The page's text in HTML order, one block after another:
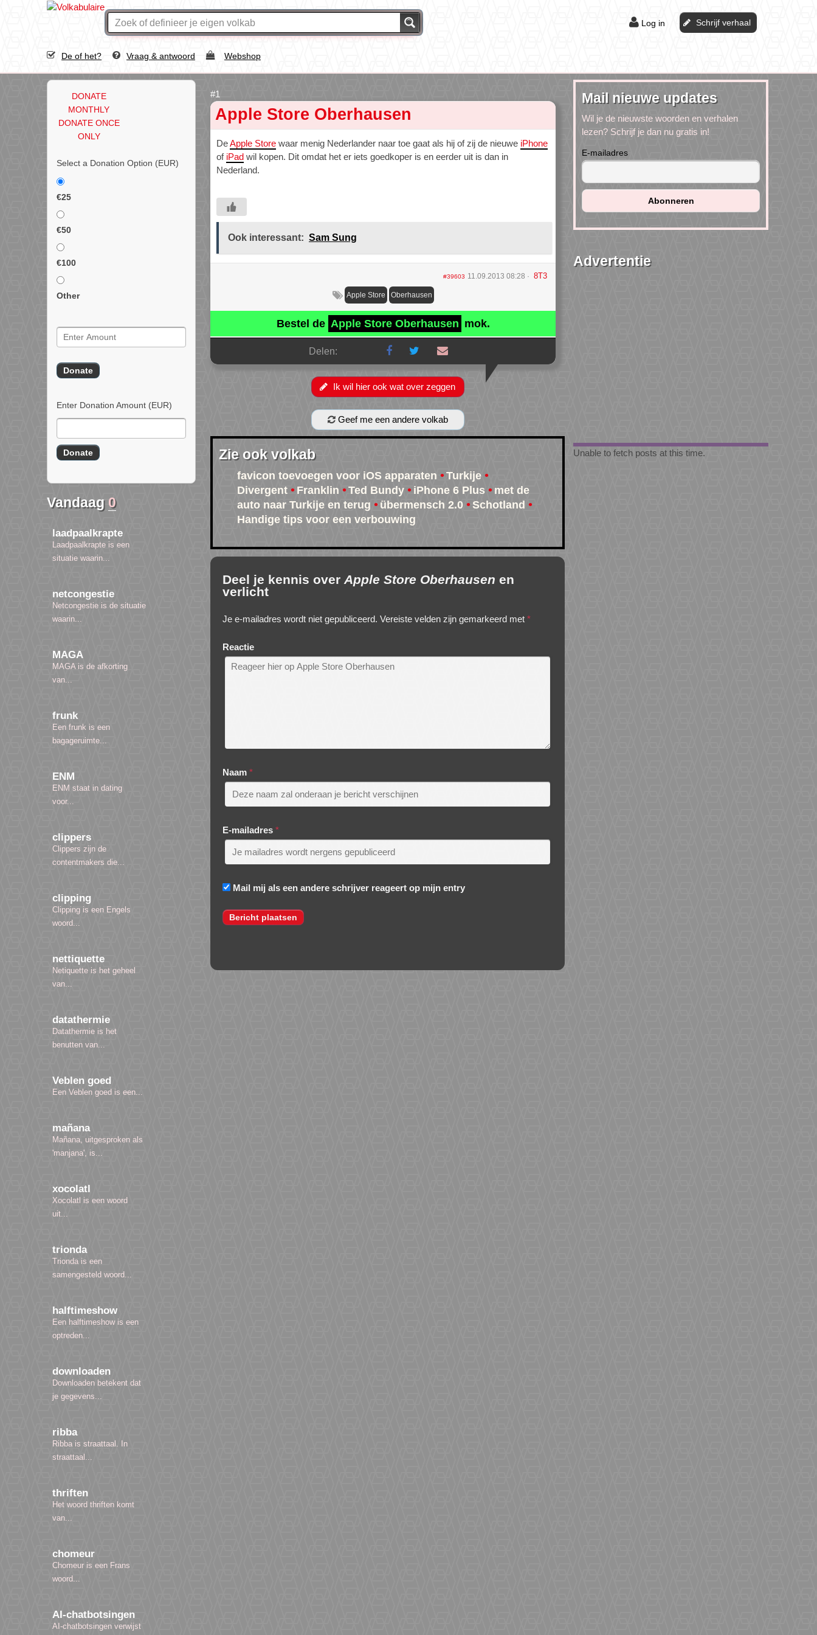
Log in Schrijf verhaal
De of het? Vraag & antwoord Webshop
DONATE
MONTHLY
DONATE ONCE
ONLY
Select a Donation Option (EUR)
€25
€50
€100
Other
Enter Donation Amount (EUR)
Vandaag 0
laadpaalkrapte
Laadpaalkrapte is een
situatie waarin...
netcongestie
Netcongestie is de situatie
waarin...
MAGA
MAGA is de afkorting
van...
frunk
Een frunk is een
bagageruimte...
ENM
ENM staat in dating
voor...
clippers
Clippers zijn de
contentmakers die...
clipping
Clipping is een Engels
woord...
nettiquette
Netiquette is het geheel
van...
datathermie
Datathermie is het
benutten van...
Veblen goed
Een Veblen goed is een...
mañana
Mañana, uitgesproken als
'manjana', is...
xocolatl
Xocolatl is een woord
uit...
trionda
Trionda is een
samengesteld woord...
halftimeshow
Een halftimeshow is een
optreden...
downloaden
Downloaden betekent dat
je gegevens...
ribba
Ribba is straattaal. In
straattaal...
thriften
Het woord thriften komt
van...
chomeur
Chomeur is een Frans
woord...
AI-chatbotsingen
AI-chatbotsingen verwijst
Apple Store Oberhausen
DeApple Store waar menig Nederlander naar toe gaat als hij of zij de nieuwe iPhone
of iPad wil kopen. Dit omdat het er iets goedkoper is en eerder uit is dan in
Nederland.
Ook interessant: Sam Sung
#39603 11.09.2013 08:28 8T3
Apple Store Oberhausen
Bestel de Apple Store Oberhausen mok.
Delen:
Ik wil hier ook wat over zeggen
Geef me een andere volkab
Zie ook volkab
favicon toevoegen voor iOS apparaten
Turkije
Divergent
Franklin Ted Bundy iPhone 6 Plus
met de
auto naar Turkije en terug
übermensch 2.0
Schotland
Handige tips voor een verbouwing
Deel je kennis over Apple Store Oberhausen en
verlicht
Je e-mailadres wordt niet gepubliceerd. Vereiste velden zijn gemarkeerd met *
Reactie
Naam *
E-mailadres *
Mail mij als een andere schrijver reageert op mijn entry
Mail nieuwe updates
Wil je de nieuwste woorden en verhalen
lezen? Schrijf je dan nu gratis in!
E-mailadres
Advertentie
Unable to fetch posts at this time.